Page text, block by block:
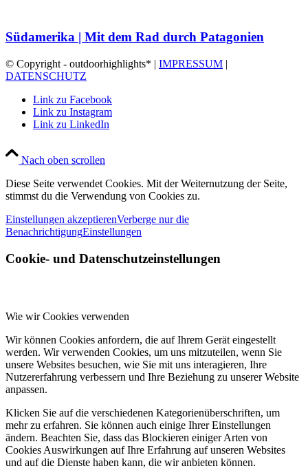
Südamerika | Mit dem Rad durch Patagonien
© Copyright - outdoorhighlights* | IMPRESSUM |
DATENSCHUTZ
Link zu Facebook
Link zu Instagram
Link zu LinkedIn
Nach oben scrollen
Diese Seite verwendet Cookies. Mit der Weiternutzung der Seite,
stimmst du die Verwendung von Cookies zu.
Einstellungen akzeptierenVerberge nur die
BenachrichtigungEinstellungen
Cookie- und Datenschutzeinstellungen
Wie wir Cookies verwenden
Wir können Cookies anfordern, die auf Ihrem Gerät eingestellt
werden. Wir verwenden Cookies, um uns mitzuteilen, wenn Sie
unsere Websites besuchen, wie Sie mit uns interagieren, Ihre
Nutzererfahrung verbessern und Ihre Beziehung zu unserer Website
anpassen.
Klicken Sie auf die verschiedenen Kategorienüberschriften, um
mehr zu erfahren. Sie können auch einige Ihrer Einstellungen
ändern. Beachten Sie, dass das Blockieren einiger Arten von
Cookies Auswirkungen auf Ihre Erfahrung auf unseren Websites
und auf die Dienste haben kann, die wir anbieten können.